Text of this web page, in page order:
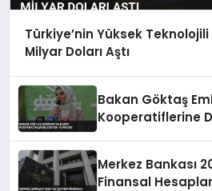
Türkiye’nin Yüksek
Milyar Doları Aştı
Bakan Göktaş
Kooperatiflerine
Merkez Bankası
Finansal